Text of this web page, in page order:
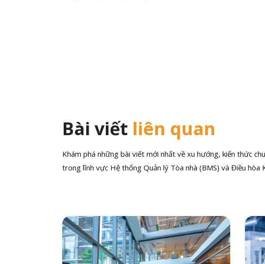
Bài viết liên quan
Khám phá những bài viết mới nhất về xu hướng, kiến thức
trong lĩnh vực Hệ thống Quản lý Tòa nhà (BMS) và Điều hòa